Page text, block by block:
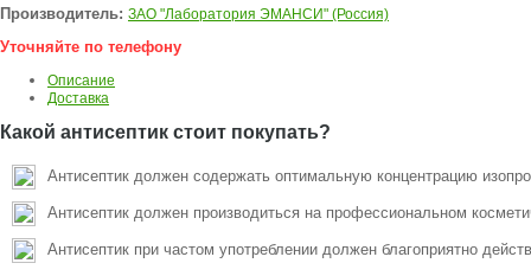
Производитель: ЗАО "Лаборатория ЭМАНСИ" (Россия)
Уточняйте по телефону
Описание
Доставка
Какой антисептик стоит покупать?
Антисептик должен содержать оптимальную концентрацию
Антисептик должен производиться на профессиональном
Антисептик при частом употреблении должен благоприятно